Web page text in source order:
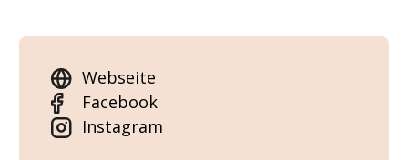
Webseite
Facebook
Instagram